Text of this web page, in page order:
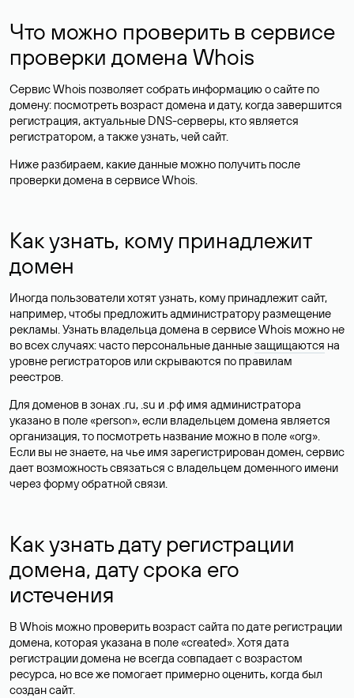
Что можно проверить в сервисе
проверки домена Whois
Сервис Whois позволяет собрать информацию о сайте по
домену: посмотреть возраст домена и дату, когда завершится
регистрация, актуальные DNS-серверы, кто является
регистратором, а также узнать, чей сайт.
Ниже разбираем, какие данные можно получить после
проверки домена в сервисе Whois.
Как узнать, кому принадлежит
домен
Иногда пользователи хотят узнать, кому принадлежит сайт,
например, чтобы предложить администратору размещение
рекламы. Узнать владельца домена в сервисе Whois можно не
во всех случаях: часто персональные данныезащищаются на
уровне регистраторов или скрываются по правилам
реестров.
Для доменов в зонах .ru, .su и .рф имя администратора
указано в поле «person», если владельцем домена является
организация, то посмотреть название можно в поле «org».
Если вы не знаете, на чье имя зарегистрирован домен, сервис
дает возможность связаться с владельцем доменного имени
через форму обратной связи.
Как узнать дату регистрации
домена, дату срока его
истечения
В Whois можно проверить возраст сайта по дате регистрации
домена, которая указана в поле «created». Хотя дата
регистрации домена не всегда совпадает с возрастом
ресурса, но все же помогает примерно оценить, когда был
создан сайт.